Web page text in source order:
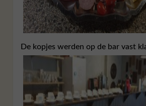
De kopjes werden op de bar vast